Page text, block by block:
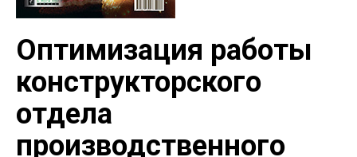
Оптимизация работы
конструкторского
отдела
производственного